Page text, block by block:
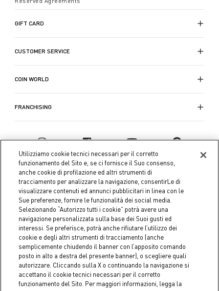
GIFT CARD
CUSTOMER SERVICE
COIN WORLD
FRANCHISING
Coin S.p.A. Tax code / VAT number 04391480276, share capital
€ 10.000.000,00 fully paid up
Company data Cookie Policy Privacy Policy
Legal
Notice
Utilizziamo cookie tecnici necessari per il corretto
funzionamento del Sito e, se ci fornisce il Suo consenso,
anche cookie di profilazione ed altri strumenti di
tracciamento per analizzare la navigazione, consentirLe di
visualizzare contenuti ed annunci pubblicitari in linea con le
Sue preferenze, fornire le funzionalità dei social media.
Selezionando “Autorizzo tutti i cookie” potrà avere una
navigazione personalizzata sulla base dei Suoi gusti ed
interessi. Se preferisce, potrà anche rifiutare l’utilizzo dei
cookie e degli altri strumenti di tracciamento (anche
semplicemente chiudendo il banner con l’apposito comando
posto in alto a destra del presente banner), o scegliere quali
autorizzare. Cliccando sulla X o continuando la navigazione si
accettano il cookie tecnici necessari per il corretto
funzionamento del Sito. Per maggiori informazioni, legga la